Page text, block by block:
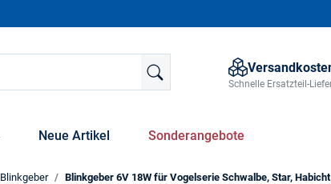
Schnelle Ersatzteil-
Neue Artikel Sonderangebote
Blinkgeber Blinkgeber 6V 18W für Vogelserie Schwalbe, Star, Habicht